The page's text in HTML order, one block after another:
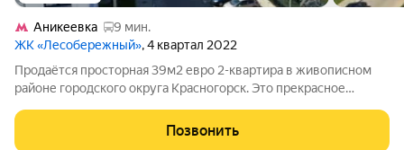
Аникеевка
9 мин.
ЖК «Лесобережный», 4 квартал 2022
Продаётся просторная 39м2 евро 2-квартира в живописном
районе городского округа Красногорск. Это прекрасное
вдали от шума мегаполиса. Позвоните сегодня - обсудим
скидку и выгодные условия
Позвонить